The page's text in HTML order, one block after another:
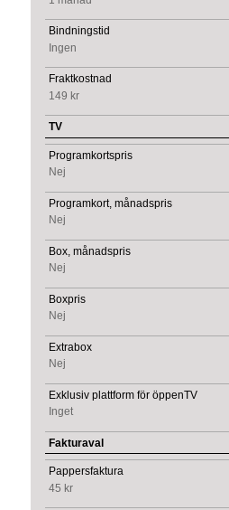
Bindningstid
Ingen
Fraktkostnad
149 kr
TV
Programkortspris
Nej
Programkort, månadspris
Nej
Box, månadspris
Nej
Boxpris
Nej
Extrabox
Nej
Exklusiv plattform för öppenTV
Inget
Fakturaval
Pappersfaktura
45 kr